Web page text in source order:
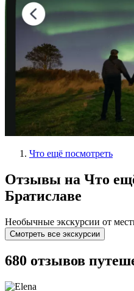
Что ещё посмотреть
Отзывы на Что
Братиславе
Необычные экскурсии от
Смотреть все экскурсии
680 отзывов